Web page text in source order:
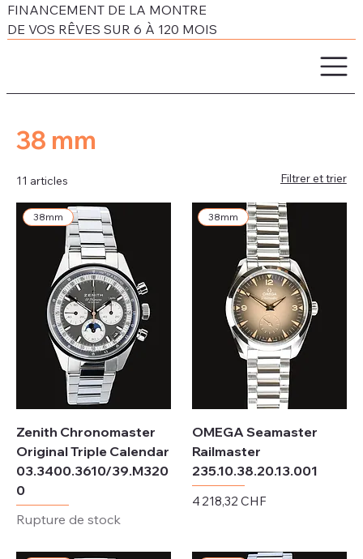
FINANCEMENT DE LA MONTRE
DE VOS RÊVES SUR 6 À 120 MOIS
38 mm
11 articles Filtrer et trier
38mm
Zenith Chronomaster
Original Triple Calendar
03.3400.3610/39.M320
0
Rupture de stock
38mm
OMEGA Seamaster
Railmaster
235.10.38.20.13.001
Prix
4 218,32 CHF